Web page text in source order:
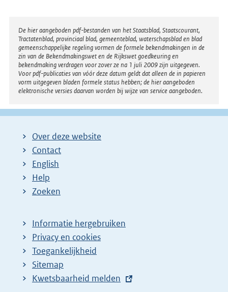
Disclaimer
De hier aangeboden pdf-bestanden van het Staatsblad, Staatscourant,
Tractatenblad, provinciaal blad, gemeenteblad, waterschapsblad en blad
gemeenschappelijke regeling vormen de formele bekendmakingen in de
zin van de Bekendmakingswet en de Rijkswet goedkeuring en
bekendmaking verdragen voor zover ze na 1 juli 2009 zijn uitgegeven.
Voor pdf-publicaties van vóór deze datum geldt dat alleen de in papieren
vorm uitgegeven bladen formele status hebben; de hier aangeboden
elektronische versies daarvan worden bij wijze van service aangeboden.
Over deze website
Contact
English
Help
Zoeken
Informatie hergebruiken
Privacy en cookies
Toegankelijkheid
Sitemap
E
Kwetsbaarheid melden